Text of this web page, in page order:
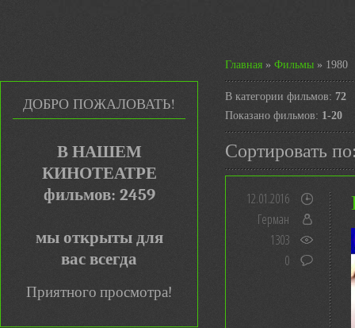
ДОБРО ПОЖАЛОВАТЬ!
В НАШЕМ
КИНОТЕАТРЕ
фильмов: 2459
мы открыты для
вас всегда
Приятного просмотра!
Главная » Фильмы » 1980
В категории фильмов: 72
Показано фильмов: 1-20
Сортировать по
12.01.2016
Герман
1303
0